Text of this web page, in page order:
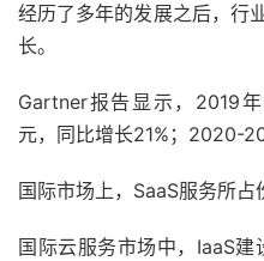
经历了多年的发展之后，行
长。
Gartner报告显示，2019
元，同比增长21%；2020-
国际市场上，SaaS服务所占
国际云服务市场中，IaaS